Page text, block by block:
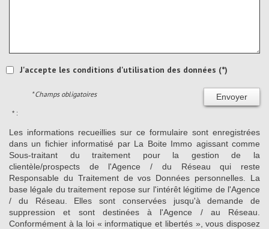
J'accepte les conditions d'utilisation des données (*)
Envoyer
* Champs obligatoires
* :
Les informations recueillies sur ce formulaire sont enregistrées
dans un fichier informatisé par La Boite Immo agissant comme
Sous-traitant du traitement pour la gestion de la
clientèle/prospects de l'Agence / du Réseau qui reste
Responsable du Traitement de vos Données personnelles. La
base légale du traitement repose sur l'intérêt légitime de l'Agence
/ du Réseau. Elles sont conservées jusqu'à demande de
suppression et sont destinées à l'Agence / au Réseau.
Conformément à la loi « informatique et libertés », vous disposez